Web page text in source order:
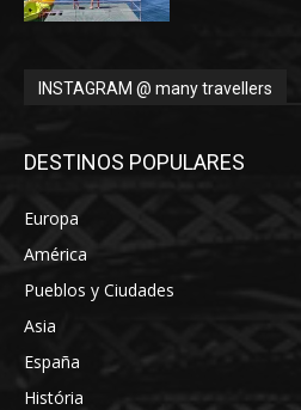
INSTAGRAM @ many travellers
DESTINOS POPULARES
Europa
América
Pueblos y Ciudades
Asia
España
História